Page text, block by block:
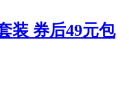
装 券后49元包